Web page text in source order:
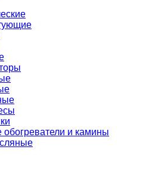
обогреватели и камины